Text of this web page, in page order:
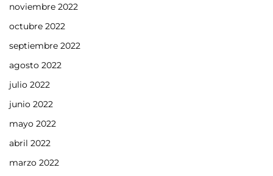
noviembre 2022
octubre 2022
septiembre 2022
agosto 2022
julio 2022
junio 2022
mayo 2022
abril 2022
marzo 2022